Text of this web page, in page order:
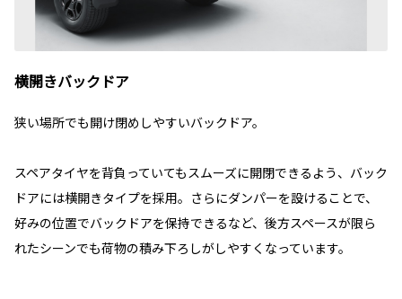
横開きバックドア
狭い場所でも開け閉めしやすいバックドア。
スペアタイヤを背負っていてもスムーズに開閉できるよう、バック
ドアには横開きタイプを採用。さらにダンパーを設けることで、
好みの位置でバックドアを保持できるなど、後方スペースが限ら
れたシーンでも荷物の積み下ろしがしやすくなっています。